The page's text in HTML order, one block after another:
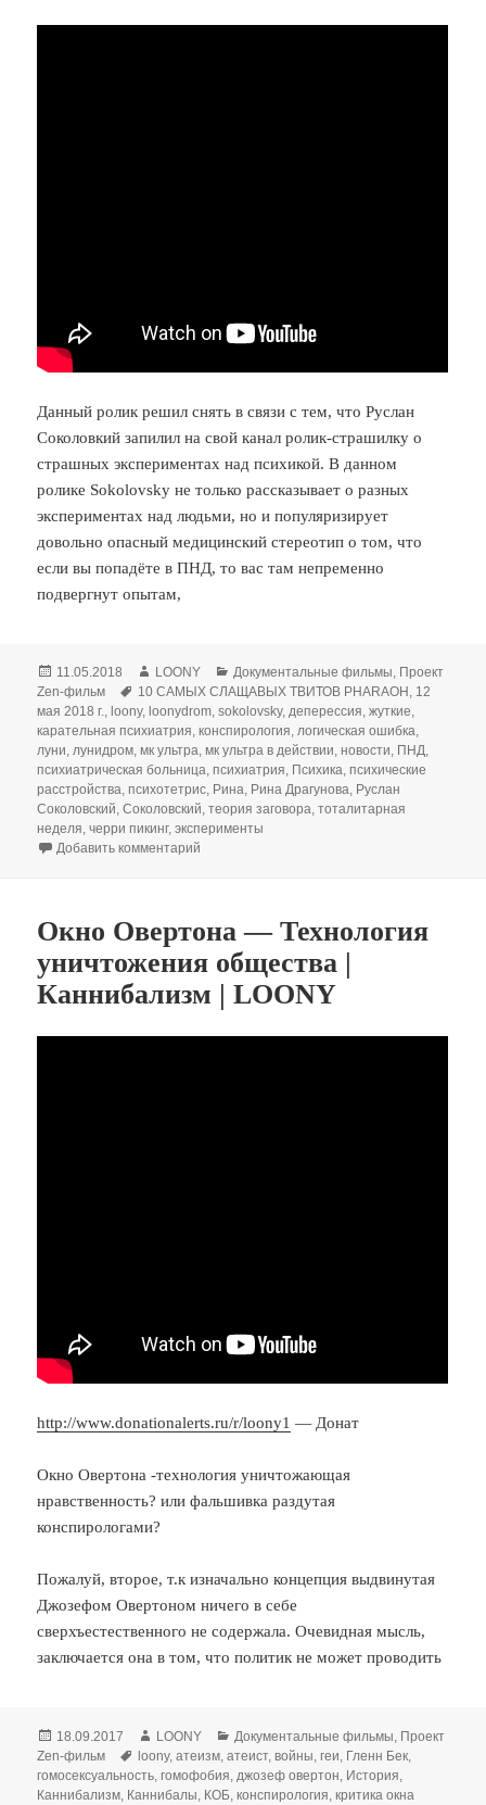
Данный ролик решил снять в связи с тем, что Руслан
Соколовкий запилил на свой канал ролик-страшилку о
страшных экспериментах над психикой. В данном
ролике Sokolovsky не только рассказывает о разных
экспериментах над людьми, но и популяризирует
довольно опасный медицинский стереотип о том, что
если вы попадёте в ПНД, то вас там непременно
подвергнут опытам,
Опубликовано
11.05.2018 Автор
LOONY Рубрики
Документальные фильмы, Проект
Zen-фильм
Метки
10 САМЫХ СЛАЩАВЫХ ТВИТОВ PHARAOH , 12
мая 2018 г., loony, loonydrom,sokolovsky,деперессия,жуткие,
карательная психиатрия,конспирология,логическая ошибка,
луни,лунидром,мк ультра,мк ультра в действии,новости, ПНД,
психиатрическая больница,психиатрия, Психика,психические
расстройства,психотетрис, Рина, Рина Драгунова, Руслан
Соколовский,Соколовский,теория заговора,тоталитарная
неделя,черри пикинг,эксперименты
Добавить комментарий
Окно Овертона — Технология
уничтожения общества |
Каннибализм | LOONY
http://www.donationalerts.ru/r/loony1 — Донат
Окно Овертона -технология уничтожающая
нравственность? или фальшивка раздутая
конспирологами?
Пожалуй, второе, т.к изначально концепция выдвинутая
Джозефом Овертоном ничего в себе
сверхъестественного не содержала. Очевидная мысль,
заключается она в том, что политик не может проводить
Опубликовано
18.09.2017 Автор
LOONY Рубрики
Документальные фильмы Проект
Zen-фильм
Метки
loony,атеизм ,атеист,войны ,геи Гленн Бек
гомосексуальность ,гомофобия джозеф овертон История
Каннибализм Каннибалы КОБ ,конспирология ,критика окна